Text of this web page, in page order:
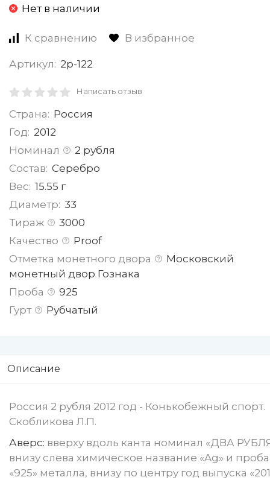
Нет в наличии
К сравнению В избранное
Артикул: 2р-122
Написать отзыв
Страна: Россия
Год: 2012
Номинал
2 рубля
Состав: Серебро
Вес: 15.55 г
Диаметр: 33
Тираж
3000
Качество
Proof
Отметка монетного двора
Московский
монетный двор Гознака
Проба
925
Гурт
Рубчатый
Описание
Россия 2 рубля 2012 год - Конькобежный спорт.
Скобликова Л.П.
Аверс: вверху вдоль канта номинал «ДВА
внизу слева химическое название «Ag» и проба
«925» металла, внизу по центру год выпуска